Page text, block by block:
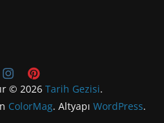
© 2026 Tarih Gezisi.
ColorMag. Altyapı WordPress.